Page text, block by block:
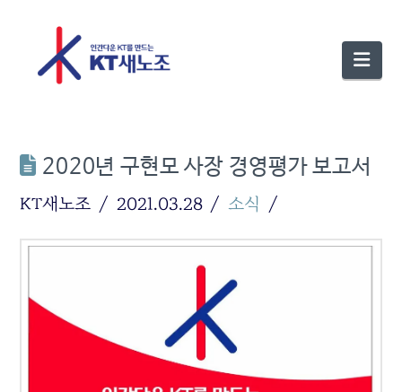
2020년 구현모 사장 경영평가 보고서
KT새노조 2021.03.28 소식